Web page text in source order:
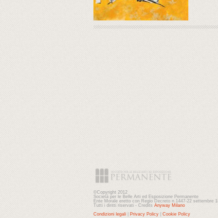
©Copyright 2012
Società per le Belle Arti ed Esposizione Permanente
Ente Morale eretto con Regio Decreto n.1447-22 settembre
Tutti i diritti riservati - Credits Anyway Milano
Condizioni legali
Privacy Policy Cookie Policy